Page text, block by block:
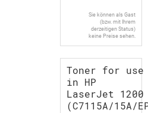
Sie können als Gast
(bzw. mit Ihrem
derzeitigen Status)
keine Preise sehen.
Toner for use
in HP
LaserJet 1200
(C7115A/15A/